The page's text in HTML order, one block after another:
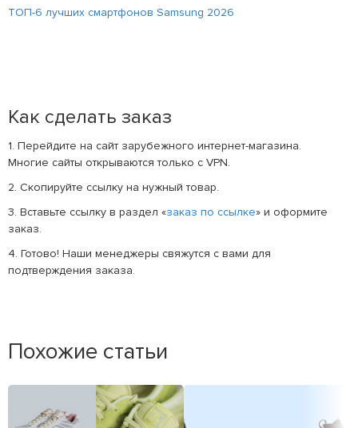
ТОП-6 лучших смартфонов Samsung 2026
Как сделать заказ
1. Перейдите на сайт зарубежного интернет-магазина.
Многие сайты открываются только с VPN.
2. Скопируйте ссылку на нужный товар.
3. Вставьте ссылку в раздел «заказ по ссылке» и оформите
заказ.
4. Готово! Наши менеджеры свяжутся с вами для
подтверждения заказа.
Похожие статьи